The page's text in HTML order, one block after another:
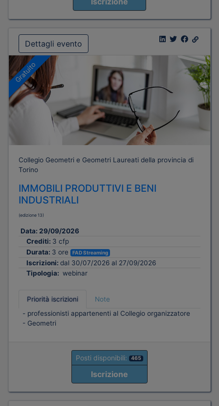
Dettagli evento
Gratuito
Collegio Geometri e Geometri Laureati della provincia di
Torino
IMMOBILI PRODUTTIVI E BENI
INDUSTRIALI
(edizione 13)
Data: 29/09/2026
Crediti: 3 cfp
Durata: 3 ore FAD Streaming
Iscrizioni: dal 30/07/2026 al 27/09/2026
Tipologia: webinar
Priorità iscrizioni
Note
- professionisti appartenenti al Collegio organizzatore
- Geometri
Posti disponibili: 465
Iscrizione